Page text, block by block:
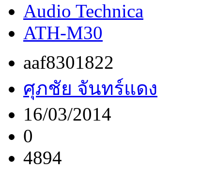
Audio Technica
ATH-M30
aaf8301822
ศุภชัย จันทร์แดง
16/03/2014
0
4894